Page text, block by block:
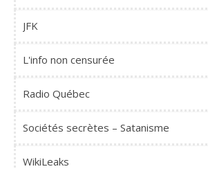
JFK
L'info non censurée
Radio Québec
Sociétés secrètes – Satanisme
WikiLeaks